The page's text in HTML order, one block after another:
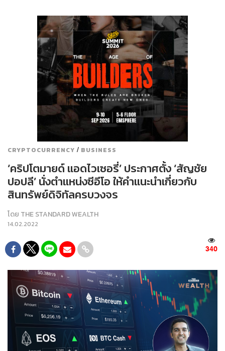
CRYPTOCURRENCY / BUSINESS
‘คริปโตมายด์ แอดไวเซอรี่’ ประกาศตั้ง ‘สัญชัย
ปอปลี’ นั่งตำแหน่งซีอีโอ ให้คำแนะนำเกี่ยวกับ
สินทรัพย์ดิจิทัลครบวงจร
โดย THE STANDARD WEALTH
14.02.2022
340